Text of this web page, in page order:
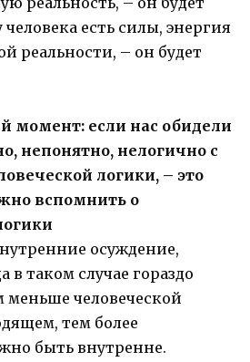
есть силы, энергия
реальности, – он будет
момент: если нас обидели
непонятно, нелогично с
логики, – это
вспомнить о
осуждение,
в таком случае гораздо
меньше человеческой
тем более
быть внутренне.